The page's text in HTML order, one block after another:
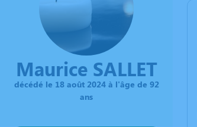
Maurice SALLET
décédé le 18 août 2024 à l'âge de 92
ans